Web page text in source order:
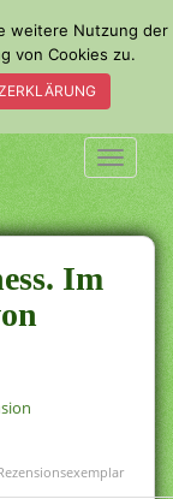
Im
weitere Nutzung der
von Cookies zu.